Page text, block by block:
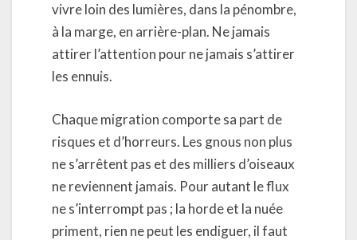
vivre loin des lumières, dans la pénombre,
à la marge, en arrière-plan. Ne jamais
attirer l’attention pour ne jamais s’attirer
les ennuis.
Chaque migration comporte sa part de
risques et d’horreurs. Les gnous non plus
ne s’arrêtent pas et des milliers d’oiseaux
ne reviennent jamais. Pour autant le flux
ne s’interrompt pas ; la horde et la nuée
priment, rien ne peut les endiguer, il faut